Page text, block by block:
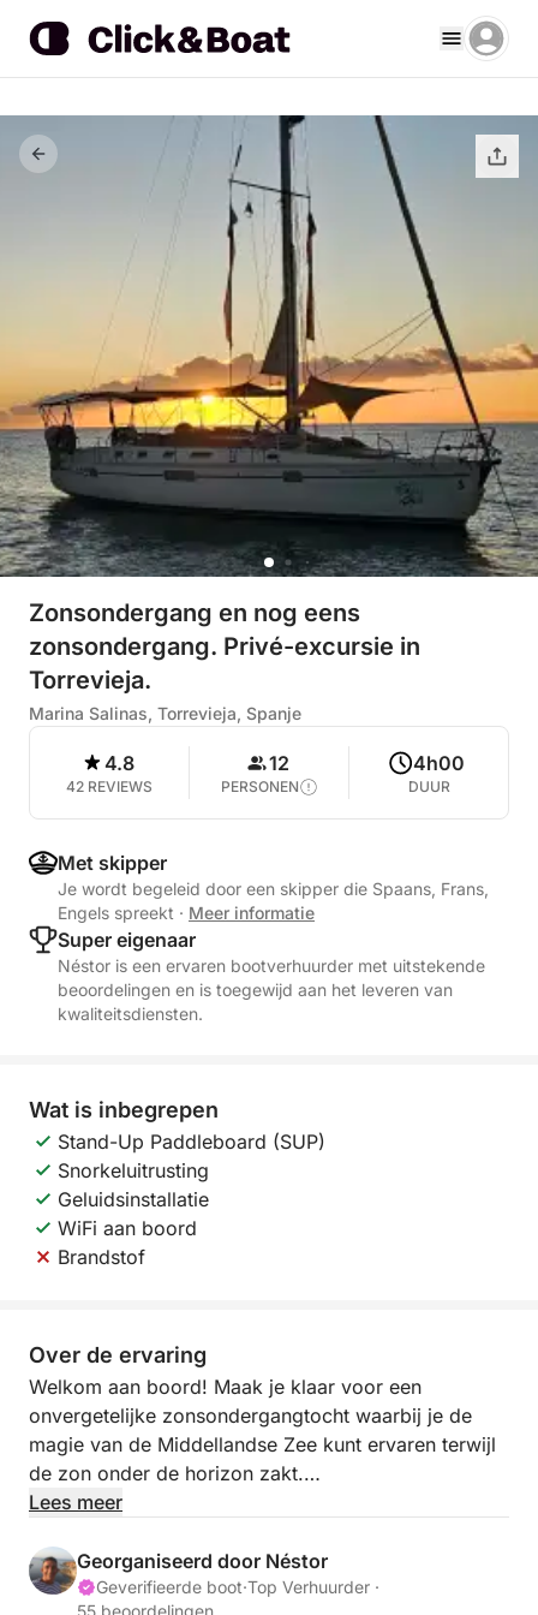
Zonsondergang en nog eens
zonsondergang. Privé-excursie in
Torrevieja.
Marina Salinas, Torrevieja, Spanje
4.8
42 REVIEWS
12
PERSONEN
4h00
DUUR
Met skipper
Je wordt begeleid door een skipper die Spaans, Frans,
Engels spreekt · Meer informatie
Super eigenaar
Néstor is een ervaren bootverhuurder met uitstekende
beoordelingen en is toegewijd aan het leveren van
kwaliteitsdiensten.
Wat is inbegrepen
Stand-Up Paddleboard (SUP)
Snorkeluitrusting
Geluidsinstallatie
WiFi aan boord
Brandstof
Over de ervaring
Welkom aan boord! Maak je klaar voor een
onvergetelijke zonsondergangtocht waarbij je de
magie van de Middellandse Zee kunt ervaren terwijl
de zon onder de horizon zakt.
om te ontspannen, te genieten van het kalme water
en de adembenemende uitzichten te bewonderen
Lees meer
Georganiseerd door Néstor
Geverifieerde boot·Top Verhuurder ·
55 beoordelingen